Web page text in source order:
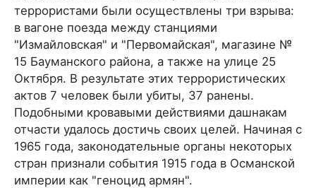
террористами были осуществлены три взрыва:
в вагоне поезда между станциями
"Измайловская" и "Первомайская", магазине №
15 Бауманского района, а также на улице 25
Октября. В результате этих террористических
актов 7 человек были убиты, 37 ранены.
Подобными кровавыми действиями дашнакам
отчасти удалось достичь своих целей. Начиная с
1965 года, законодательные органы некоторых
стран признали события 1915 года в Османской
империи как "геноцид армян".